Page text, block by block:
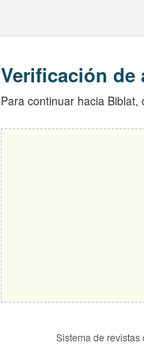
Verificación de
Para continuar hacia
Sistema de